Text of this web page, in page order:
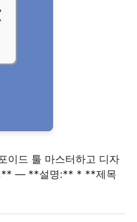
이드 툴 마스터하고 디자
.** — **설명:** * **제목